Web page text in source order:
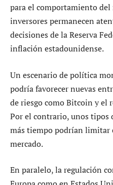
para el comportamiento del
inversores permanecen
decisiones de la Reserva
inflación estadounidense.
Un escenario de política
podría favorecer nuevas
de riesgo como Bitcoin y el
Por el contrario, unos tipos
más tiempo podrían limitar
mercado.
En paralelo, la regulación